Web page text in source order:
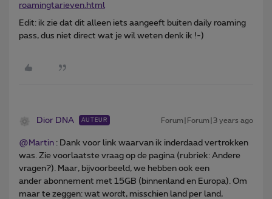
roamingtarieven.html
Edit: ik zie dat dit alleen iets aangeeft buiten daily roaming
pass, dus niet direct wat je wil weten denk ik !-)
Dior DNA AUTEUR Forum|Forum|3 years ago
@Martin : Dank voor link waarvan ik inderdaad vertrokken
was. Zie voorlaatste vraag op de pagina (rubriek: Andere
vragen?). Maar, bijvoorbeeld, we hebben ook een
ander abonnement met 15GB (binnenland en Europa). Om
maar te zeggen: wat wordt, misschien land per land,